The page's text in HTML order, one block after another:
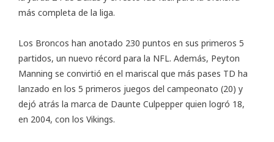
más completa de la liga.
Los Broncos han anotado 230 puntos en sus primeros 5
partidos, un nuevo récord para la NFL. Además, Peyton
Manning se convirtió en el mariscal que más pases TD ha
lanzado en los 5 primeros juegos del campeonato (20) y
dejó atrás la marca de Daunte Culpepper quien logró 18,
en 2004, con los Vikings.